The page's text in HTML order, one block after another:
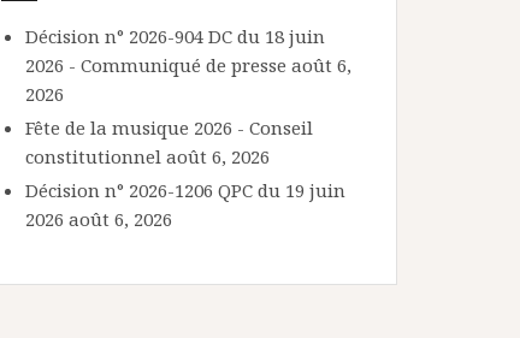
Décision n° 2026-904 DC du 18 juin
2026 - Communiqué de presse août 6,
2026
Fête de la musique 2026 - Conseil
constitutionnel août 6, 2026
Décision n° 2026-1206 QPC du 19 juin
2026 août 6, 2026